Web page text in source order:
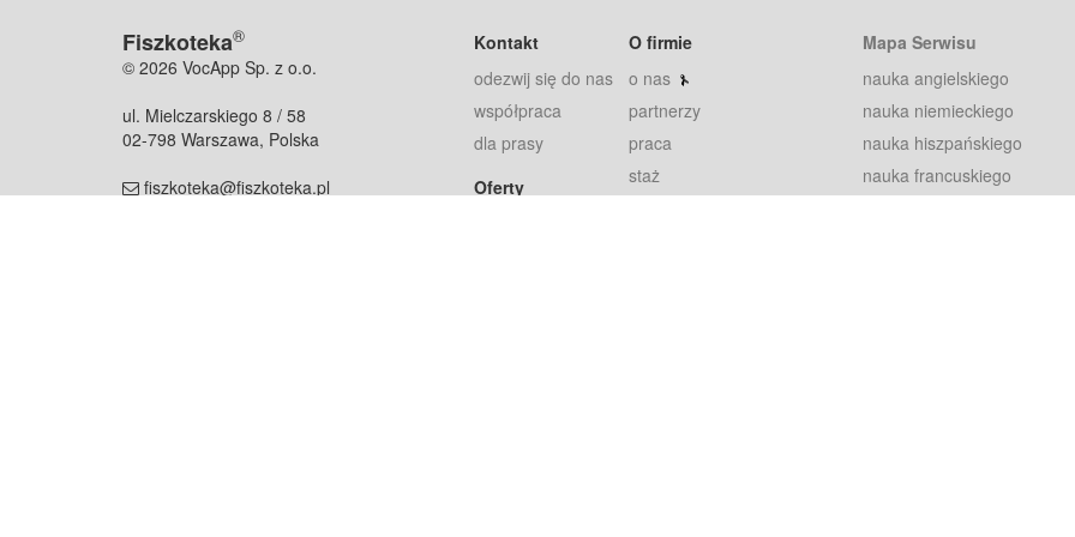
Fiszkoteka®
© 2026 VocApp Sp. z o.o.
ul. Mielczarskiego 8 / 58
02-798 Warszawa, Polska
fiszkoteka@fiszkoteka.pl
Kontakt
odezwij się do nas
współpraca
dla prasy
Oferty
O firmie
o nas
partnerzy
praca
staż
Mapa Serwisu
nauka angielskiego
nauka niemieckiego
nauka hiszpańskiego
nauka francuskiego